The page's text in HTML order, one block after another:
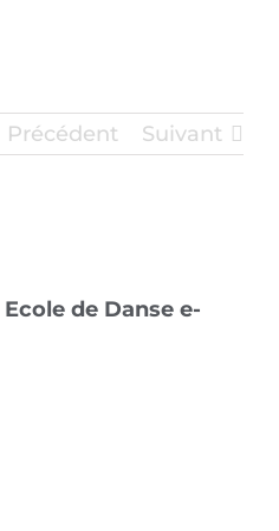
Précédent Suivant
Ecole de Danse e-